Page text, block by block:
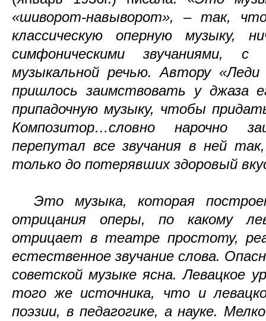
«шиворот-навыворот», – так,
классическую оперную музыку,
симфоническими звучаниями, с
музыкальной речью. Автору
пришлось заимствовать у джаза
припадочную музыку, чтобы
Композитор…словно нарочно
перепутал все звучания в ней
только до потерявших здоровый
Это музыка, которая
отрицания оперы, по какому
отрицает в театре простоту,
естественное звучание слова.
советской музыке ясна. Левацкое
того же источника, что и
поэзии, в педагогике, а науке.